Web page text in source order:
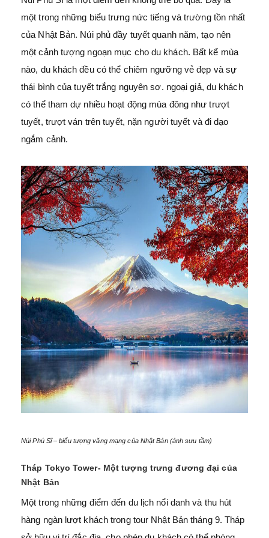
một trong những biểu trưng nức tiếng và trường tồn nhất
của Nhật Bản. Núi phủ đầy tuyết quanh năm, tạo nên
một cảnh tượng ngoạn mục cho du khách. Bất kể mùa
nào, du khách đều có thể chiêm ngưỡng vẻ đẹp và sự
thái bình của tuyết trắng nguyên sơ. ngoại giả, du khách
có thể tham dự nhiều hoạt động mùa đông như trượt
tuyết, trượt ván trên tuyết, nặn người tuyết và đi dạo
ngắm cảnh.
Núi Phú Sĩ – biểu tượng văng mạng của Nhật Bản (ảnh sưu tầm)
Tháp Tokyo Tower- Một tượng trưng đương đại của
Nhật Bản
Một trong những điểm đến du lịch nổi danh và thu hút
hàng ngàn lượt khách trong tour Nhật Bản tháng 9. Tháp